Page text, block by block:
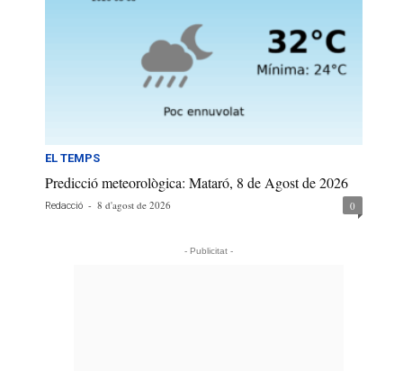
EL TEMPS
Predicció meteorològica: Mataró, 8 de Agost de 2026
Redacció - 8 d'agost de 2026 0
- Publicitat -